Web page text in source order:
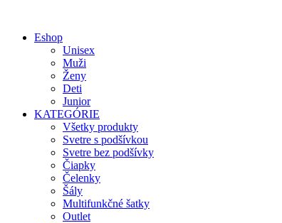
Eshop
Unisex
Muži
Ženy
Deti
Junior
KATEGÓRIE
Všetky produkty
Svetre s podšívkou
Svetre bez podšívky
Čiapky
Čelenky
Šály
Multifunkčné šatky
Outlet